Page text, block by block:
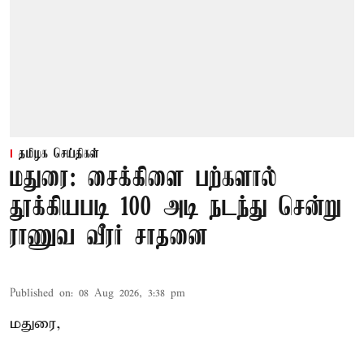
தமிழக செய்திகள்
மதுரை: சைக்கிளை பற்களால்
தூக்கியபடி 100 அடி நடந்து சென்று
ராணுவ வீரர் சாதனை
Published on: 08 Aug 2026, 3:38 pm
மதுரை,